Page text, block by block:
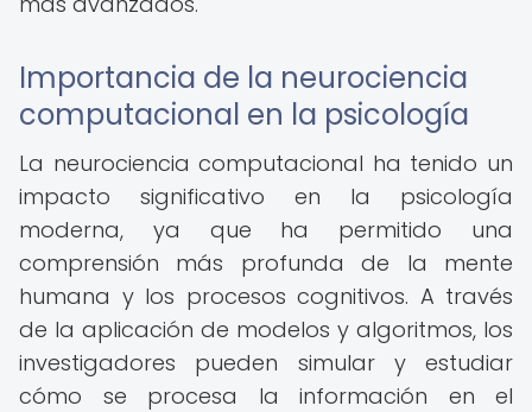
Importancia de la neurociencia
computacional en la psicología
La neurociencia computacional ha tenido un
impacto significativo en la psicología
moderna, ya que ha permitido una
comprensión más profunda de la mente
humana y los procesos cognitivos. A través
de la aplicación de modelos y algoritmos, los
investigadores pueden simular y estudiar
cómo se procesa la información en el